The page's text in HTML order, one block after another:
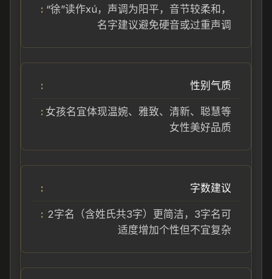
“徐”读作xú，声调为阳平，音节较柔和，
名字建议避免硬音或过重声调
性别气质
女孩名宜体现温婉、雅致、清新、聪慧等
女性美好品质
字数建议
2字名（含姓氏共3字）更简洁，3字名可
适度增加个性但不宜复杂